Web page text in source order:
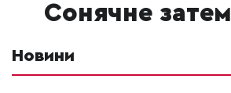
сонячне
Новини